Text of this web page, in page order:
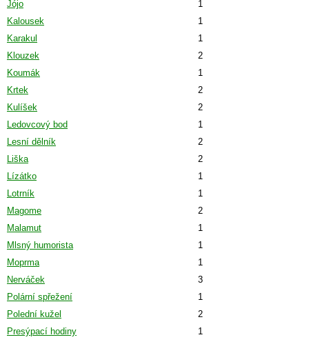
Jójo
1
Kalousek
1
Karakul
1
Klouzek
2
Koumák
1
Krtek
2
Kulíšek
2
Ledovcový bod
1
Lesní dělník
2
Liška
2
Lízátko
1
Lotrník
1
Magome
2
Malamut
1
Mlsný humorista
1
Moprma
1
Nerváček
3
Polární spřežení
1
Polední kužel
2
Presýpací hodiny
1